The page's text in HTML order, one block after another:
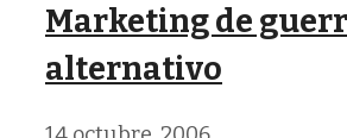
Marketing de
alternativo